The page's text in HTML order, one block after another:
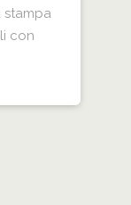
stampa
con